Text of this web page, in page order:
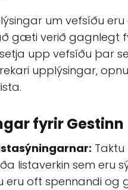
um vefsíðu eru
gæti verið gagnlegt
upp vefsíðu þar
upplýsingar,
fyrir Gestinn
listaverkin sem eru
eru oft spennandi og